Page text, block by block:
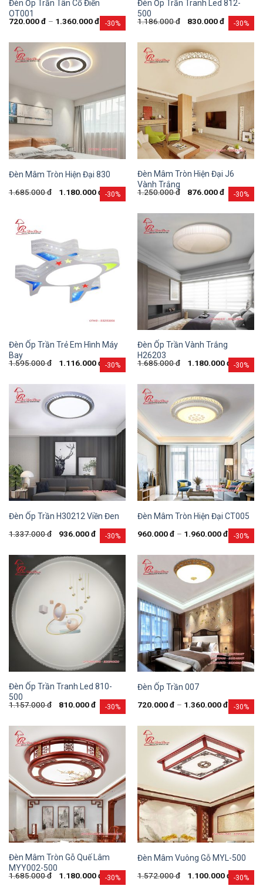
-30%
Đèn Ốp Trần Tân Cổ Điển
OT001
720.000đ – 1.360.000đ -30%
Đèn Ốp Trần Tranh Led 812-
500
1.186.000đ 830.000đ
-30%
Đèn Mâm Tròn Hiện Đại 830
1.685.000đ 1.180.000đ -30%
Đèn Mâm Tròn Hiện Đại J6
Vành Trắng
1.250.000đ 876.000đ
-30%
Đèn Ốp Trần Trẻ Em Hình Máy
Bay
1.595.000đ 1.116.000đ -30%
Đèn Ốp Trần Vành Trắng
H26203
1.685.000đ 1.180.000đ
-30%
Đèn Ốp Trần H30212 Viền Đen
1.337.000đ 936.000đ -30%
Đèn Mâm Tròn Hiện Đại CT005
960.000đ – 1.960.000đ
-30%
Đèn Ốp Trần Tranh Led 810-
500
1.157.000đ 810.000đ -30%
Đèn Ốp Trần 007
720.000đ – 1.360.000đ
-30%
Đèn Mâm Tròn Gỗ Quế Lâm
MYY002-500
1.685.000đ 1.180.000đ -30%
Đèn Mâm Vuông Gỗ MYL-500
1.572.000đ 1.100.000đ